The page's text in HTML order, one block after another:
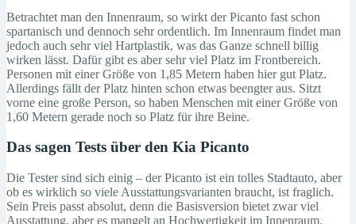
Betrachtet man den Innenraum, so wirkt der Picanto fast schon
spartanisch und dennoch sehr ordentlich. Im Innenraum findet man
jedoch auch sehr viel Hartplastik, was das Ganze schnell billig
wirken lässt. Dafür gibt es aber sehr viel Platz im Frontbereich.
Personen mit einer Größe von 1,85 Metern haben hier gut Platz.
Allerdings fällt der Platz hinten schon etwas beengter aus. Sitzt
vorne eine große Person, so haben Menschen mit einer Größe von
1,60 Metern gerade noch so Platz für ihre Beine.
Das sagen Tests über den Kia Picanto
Die Tester sind sich einig – der Picanto ist ein tolles Stadtauto, aber
ob es wirklich so viele Ausstattungsvarianten braucht, ist fraglich.
Sein Preis passt absolut, denn die Basisversion bietet zwar viel
Ausstattung, aber es mangelt an Hochwertigkeit im Innenraum.